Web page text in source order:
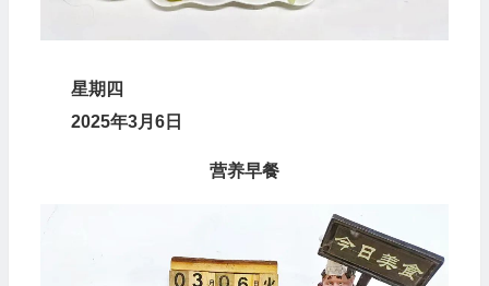
星期 四
2025年3月6日
营养早餐